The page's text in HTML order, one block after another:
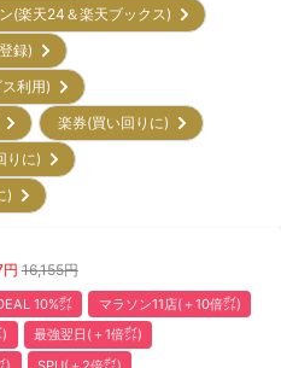
(楽天24＆楽天ブックス)
登録)
ス利用)
)
楽券(買い回りに)
りに)
)
円 16,155円
10%㌽
マラソン11店(＋10倍㌽)
最強翌日(＋1倍㌽)